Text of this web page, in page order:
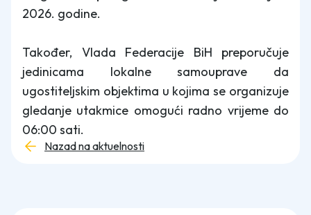
2026. godine.
Također, Vlada Federacije BiH preporučuje
jedinicama lokalne samouprave da
ugostiteljskim objektima u kojima se organizuje
gledanje utakmice omogući radno vrijeme do
06:00 sati.
Nazad na aktuelnosti